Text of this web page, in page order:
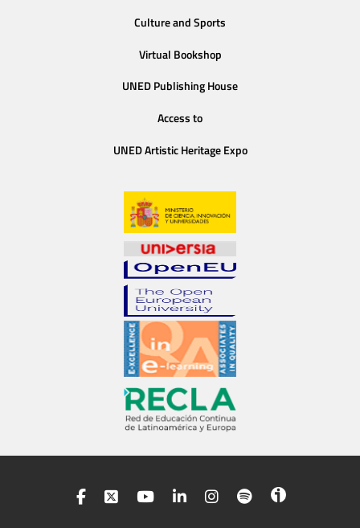
Culture and Sports
Virtual Bookshop
UNED Publishing House
Access to
UNED Artistic Heritage Expo